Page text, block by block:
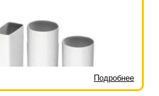
Подробнее